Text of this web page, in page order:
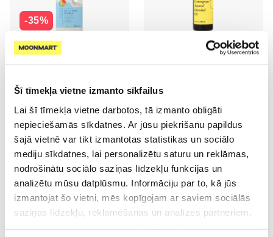
Šī tīmekļa vietne izmanto sīkfailus
Lai šī tīmekļa vietne darbotos, tā izmanto obligāti
nepieciešamās sīkdatnes. Ar jūsu piekrišanu papildus
šajā vietnē var tikt izmantotas statistikas un sociālo
mediju sīkdatnes, lai personalizētu saturu un reklāmas,
nodrošinātu sociālo saziņas līdzekļu funkcijas un
analizētu mūsu datplūsmu. Informāciju par to, kā jūs
izmantojat šo vietni, mēs kopīgojam ar saviem sociālās
saziņas līdzekļu, reklamēšanas un analīzes partneriem,
-35%
mazgāšanas līdzeklis, 2000 ml
10.39 €
Pirkt
5.80 €
Pirkt
-35%